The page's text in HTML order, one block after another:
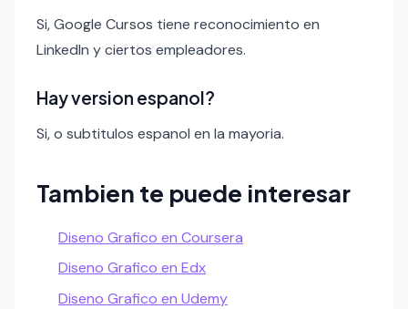
Si, Google Cursos tiene reconocimiento en
LinkedIn y ciertos empleadores.
Hay version espanol?
Si, o subtitulos espanol en la mayoria.
Tambien te puede interesar
Diseno Grafico en Coursera
Diseno Grafico en Edx
Diseno Grafico en Udemy